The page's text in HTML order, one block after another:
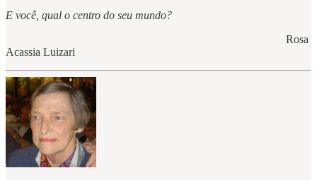
E você, qual o centro do seu mundo?
Rosa
Acassia Luizari